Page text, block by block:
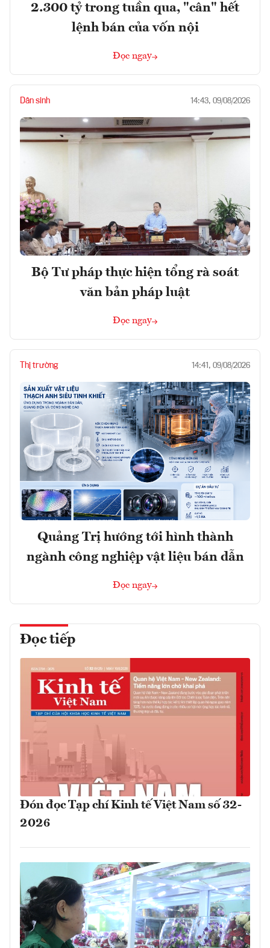
2.300 tỷ trong tuần qua, "cân" hết
lệnh bán của vốn nội
Đọc ngay
Dân sinh 14:43, 09/08/2026
Bộ Tư pháp thực hiện tổng rà soát
văn bản pháp luật
Đọc ngay
Thị trường 14:41, 09/08/2026
Quảng Trị hướng tới hình thành
ngành công nghiệp vật liệu bán dẫn
Đọc ngay
Đọc tiếp
Đón đọc Tạp chí Kinh tế Việt Nam số 32-
2026